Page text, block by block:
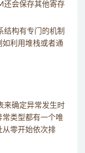
还会保存其他寄存
结构有专门的机制
如利用堆栈或者通
来确定异常发生时
类型都有一个唯
从零开始依次排